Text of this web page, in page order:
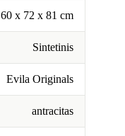
60 x 72 x 81 cm
Sintetinis
Evila Originals
antracitas